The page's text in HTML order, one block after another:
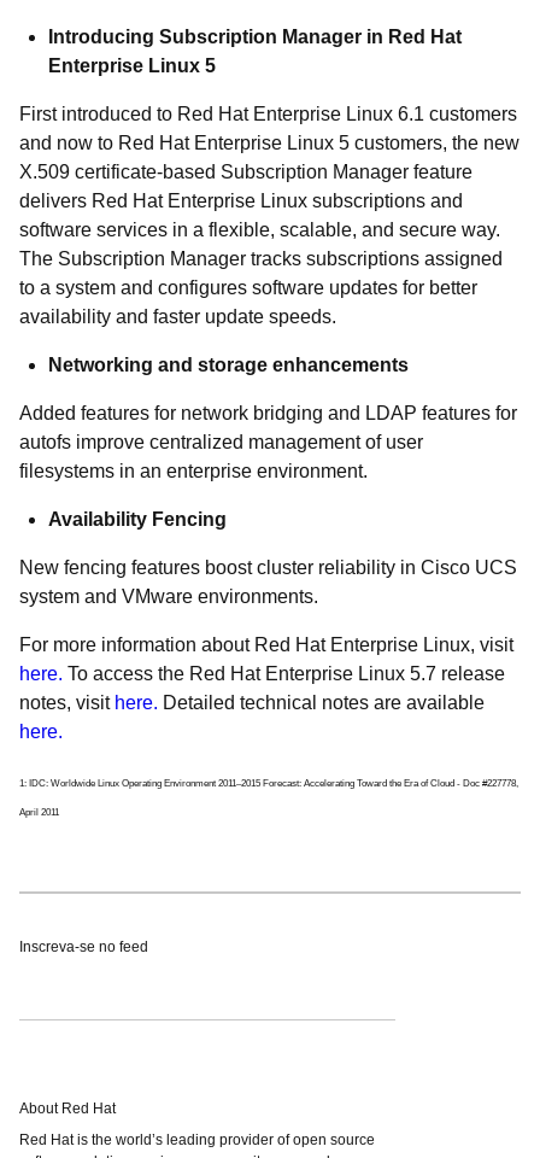
Introducing Subscription Manager in Red Hat
Enterprise Linux 5
First introduced to Red Hat Enterprise Linux 6.1 customers
and now to Red Hat Enterprise Linux 5 customers, the new
X.509 certificate-based Subscription Manager feature
delivers Red Hat Enterprise Linux subscriptions and
software services in a flexible, scalable, and secure way.
The Subscription Manager tracks subscriptions assigned
to a system and configures software updates for better
availability and faster update speeds.
Networking and storage enhancements
Added features for network bridging and LDAP features for
autofs improve centralized management of user
filesystems in an enterprise environment.
Availability Fencing
New fencing features boost cluster reliability in Cisco UCS
system and VMware environments.
For more information about Red Hat Enterprise Linux, visit
here. To access the Red Hat Enterprise Linux 5.7 release
notes, visit here. Detailed technical notes are available
here.
1: IDC: Worldwide Linux Operating Environment 2011–2015 Forecast: Accelerating Toward the Era of Cloud - Doc #227778,
April 2011
Inscreva-se no feed
About Red Hat
Red Hat is the world’s leading provider of open source